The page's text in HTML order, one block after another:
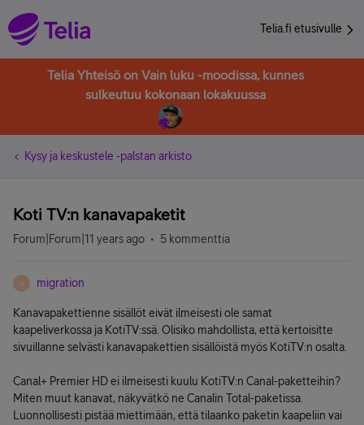
Telia.fi etusivulle
Telia Yhteisö on Vain luku -moodissa, kunnes
sulkeutuu kokonaan lokakuussa
Kysy ja keskustele -palstan arkisto
Koti TV:n kanavapaketit
Forum|Forum|11 years ago 5 kommenttia
M migration
Kanavapakettienne sisällöt eivät ilmeisesti ole samat
kaapeliverkossa ja KotiTV:ssä. Olisiko mahdollista, että kertoisitte
sivuillanne selvästi kanavapakettien sisällöistä myös KotiTV:n osalta.
Canal+ Premier HD ei ilmeisesti kuulu KotiTV:n Canal-paketteihin?
Miten muut kanavat, näkyvätkö ne Canalin Total-paketissa.
Luonnollisesti pistää miettimään, että tilaanko paketin kaapeliin vai